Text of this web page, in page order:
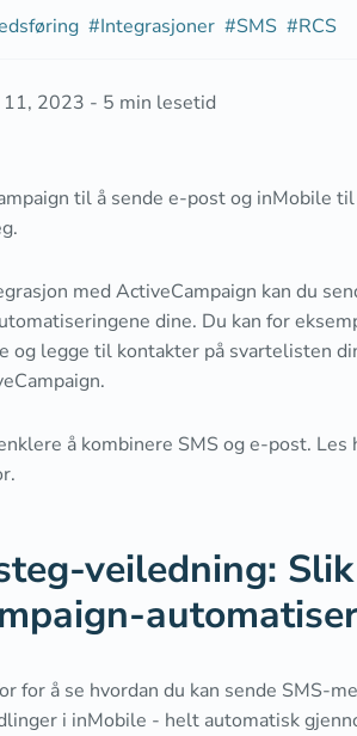
#Integrasjoner #SMS #RCS
11, 2023 - 5 min lesetid
til å sende e-post og inMobile
med ActiveCampaign kan du
dine. Du kan for
og legge til kontakter på svartelisten
å kombinere SMS og e-post. Les
veiledning:
for å se hvordan du kan sende SMS-
i inMobile - helt automatisk